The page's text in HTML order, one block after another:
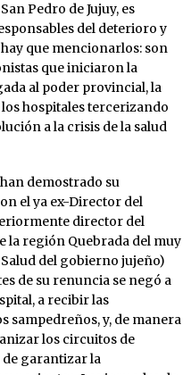
Pedro de Jujuy, es
del deterioro y
que mencionarlos: son
que iniciaron la
al poder provincial, la
los hospitales tercerizando
a la crisis de la salud
demostrado su
el ya ex-Director del
director del
la región Quebrada del muy
del gobierno jujeño)
de su renuncia se negó a
a recibir las
sampedreños, y, de manera
los circuitos de
garantizar la